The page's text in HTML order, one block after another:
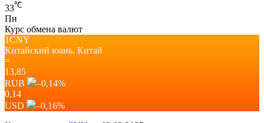
33℃
Пн
Курс обмена валют
1CNY
Китайский юань. Китай
=
13,85
RUB
–0,14%
0,14
USD
–0,16%